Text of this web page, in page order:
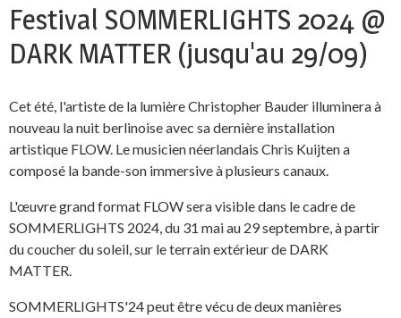
Festival SOMMERLIGHTS 2024 @
DARK MATTER (jusqu'au 29/09)
Cet été, l'artiste de la lumière Christopher Bauder illuminera à
nouveau la nuit berlinoise avec sa dernière installation
artistique FLOW. Le musicien néerlandais Chris Kuijten a
composé la bande-son immersive à plusieurs canaux.
L'œuvre grand format FLOW sera visible dans le cadre de
SOMMERLIGHTS 2024, du 31 mai au 29 septembre, à partir
du coucher du soleil, sur le terrain extérieur de DARK
MATTER.
SOMMERLIGHTS'24 peut être vécu de deux manières